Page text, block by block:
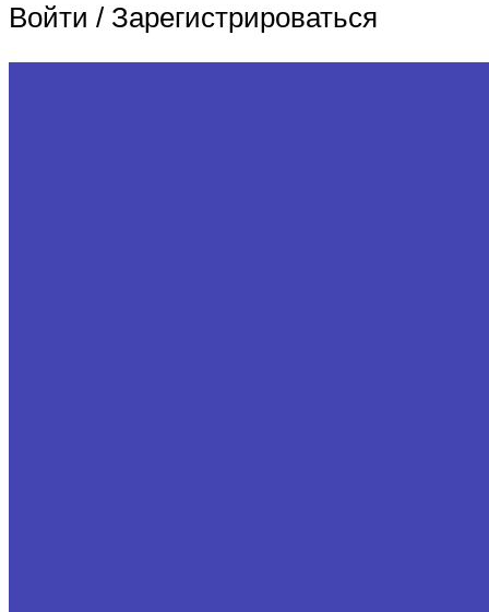
Войти / Зарегистрироваться